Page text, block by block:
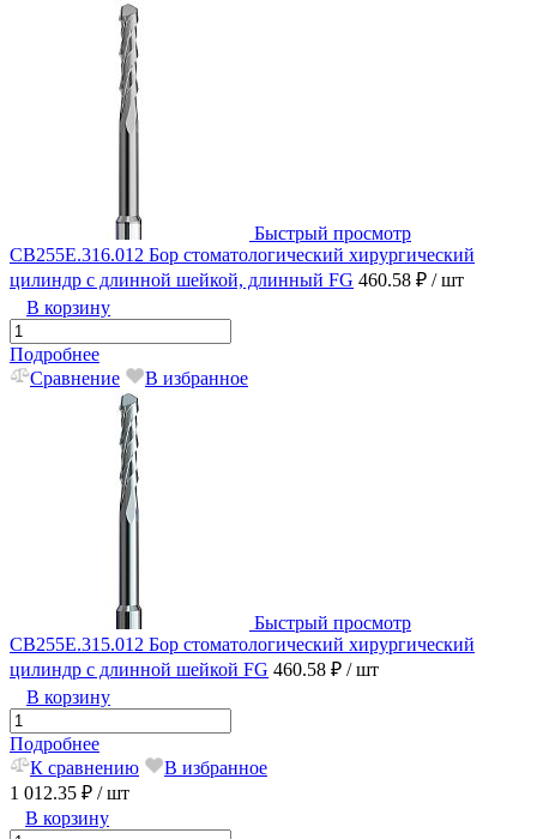
Быстрый просмотр
CB255E.316.012 Бор стоматологический хирургический
цилиндр c длинной шейкой, длинный FG 460.58 ₽ / шт
В корзину
Подробнее
Сравнение
В избранное
Быстрый просмотр
CB255E.315.012 Бор стоматологический хирургический
цилиндр c длинной шейкой FG 460.58 ₽ / шт
В корзину
Подробнее
К сравнению
В избранное
1 012.35 ₽ / шт
В корзину